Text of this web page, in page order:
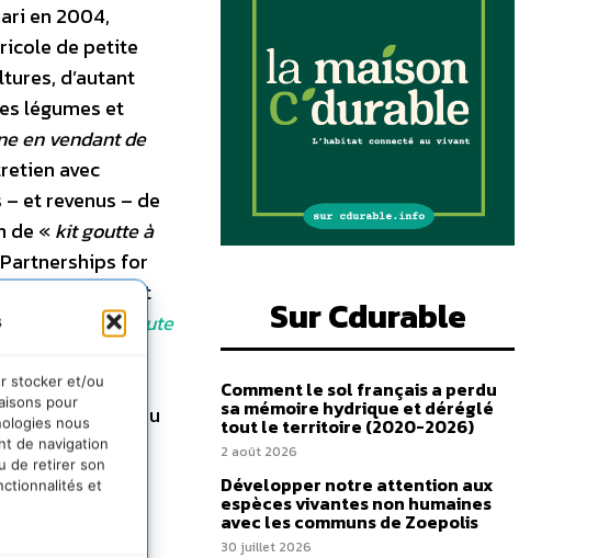
stocker et/ou
pour
nous
de navigation
de retirer son
et
en 2004,
de petite
d’autant
légumes et
en vendant de
avec
et revenus – de
de «kit goutte à
for
en Asie et
L’irrigation goute
de
l’irrigation
IDE. L’eau
le risque
et
les
Sur Cdurable
Comment le sol français a perdu
sa mémoire hydrique et déréglé
tout le territoire (2020-2026)
2 août 2026
Développer notre attention aux
espèces vivantes non humaines
avec les communs de Zoepolis
30 juillet 2026